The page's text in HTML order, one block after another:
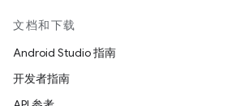
文档和下载
Android Studio 指南
开发者指南